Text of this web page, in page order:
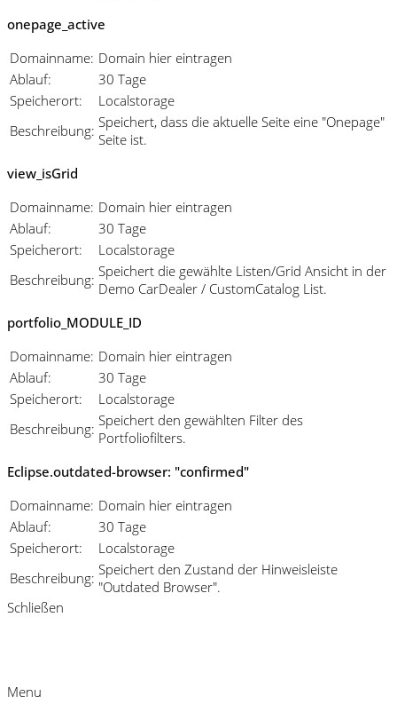
onepage_active
Domainname: Domain hier eintragen
Ablauf:
30 Tage
Speicherort:
Localstorage
Beschreibung: Speichert, dass die aktuelle Seite eine "Onepage"
Seite ist.
view_isGrid
Domainname: Domain hier eintragen
Ablauf:
30 Tage
Speicherort:
Localstorage
Beschreibung: Speichert die gewählte Listen/Grid Ansicht in der
Demo CarDealer / CustomCatalog List.
portfolio_MODULE_ID
Domainname: Domain hier eintragen
Ablauf:
30 Tage
Speicherort:
Localstorage
Beschreibung: Speichert den gewählten Filter des
Portfoliofilters.
Eclipse.outdated-browser: "confirmed"
Domainname: Domain hier eintragen
Ablauf:
30 Tage
Speicherort:
Localstorage
Beschreibung: Speichert den Zustand der Hinweisleiste
"Outdated Browser".
Schließen
Menu